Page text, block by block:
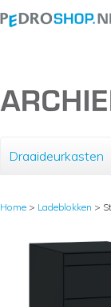
Draaideurkasten
Home > Ladeblokken >